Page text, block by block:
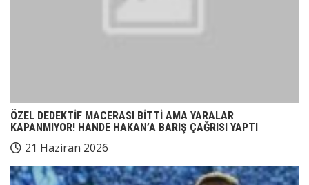
ÖZEL DEDEKTİF MACERASI BİTTİ AMA YARALAR
KAPANMIYOR! HANDE HAKAN’A BARIŞ ÇAĞRISI YAPTI
21 Haziran 2026